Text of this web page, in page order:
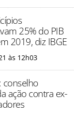
25% do PIB
2019, diz IBGE
às 12h03
conselho
ação contra ex-